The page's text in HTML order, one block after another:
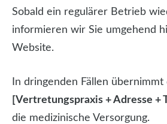
Sobald ein regulärer Betrieb
informieren wir Sie umgehend
Website.
In dringenden Fällen übernimmt
[Vertretungspraxis + Adresse +
die medizinische Versorgung.